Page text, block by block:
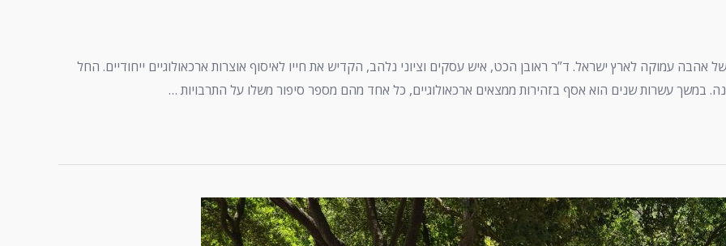
אהבה עמוקה לארץ ישראל. ד”ר ראובן הכט, איש עסקים וציוני נלהב, הקדיש את חייו לאיסוף אוצרות ארכאולוגיים ייחודיים. החל
במשך עשרות שנים הוא אסף בזהירות ממצאים ארכאולוגיים, כל אחד מהם מספר סיפור משלו על התרבויות …